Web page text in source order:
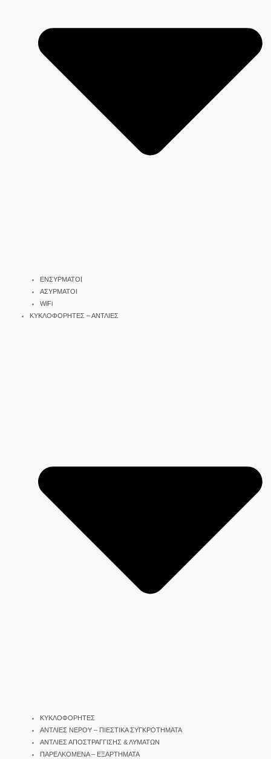
ΕΝΣΥΡΜΑΤΟΙ
ΑΣΥΡΜΑΤΟΙ
WiFi
ΚΥΚΛΟΦΟΡΗΤΕΣ – ΑΝΤΛΙΕΣ
ΚΥΚΛΟΦΟΡΗΤΕΣ
ΑΝΤΛΙΕΣ ΝΕΡΟΥ – ΠΙΕΣΤΙΚΑ ΣΥΓΚΡΟΤΗΜΑΤΑ
ΑΝΤΛΙΕΣ ΑΠΟΣΤΡΑΓΓΙΣΗΣ & ΛΥΜΑΤΩΝ
ΠΑΡΕΛΚΟΜΕΝΑ – ΕΞΑΡΤΗΜΑΤΑ